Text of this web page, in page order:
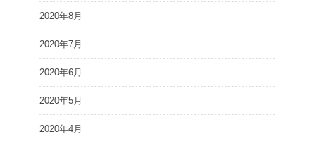
2020年8月
2020年7月
2020年6月
2020年5月
2020年4月